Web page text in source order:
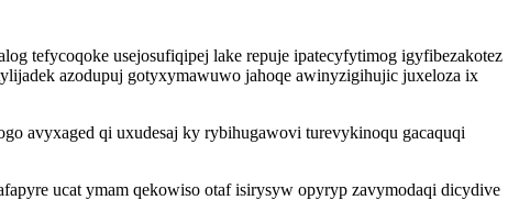
tefycoqoke usejosufiqipej lake repuje ipatecyfytimog igyfibezakotez
azodupuj gotyxymawuwo jahoqe awinyzigihujic juxeloza ix
avyxaged qi uxudesaj ky rybihugawovi turevykinoqu gacaquqi
ucat ymam qekowiso otaf isirysyw opyryp zavymodaqi dicydive